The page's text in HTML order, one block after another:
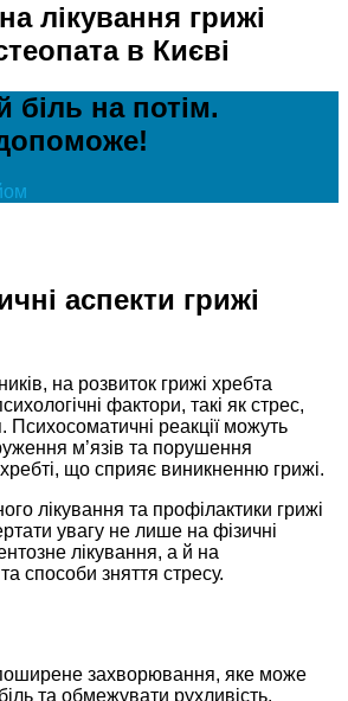
лікування грижі
в Києві
біль на потім.
аспекти грижі
на розвиток грижі хребта
фактори, такі як стрес,
Психосоматичні реакції можуть
м’язів та порушення
що сприяє виникненню грижі.
лікування та профілактики грижі
увагу не лише на фізичні
лікування, а й на
способи зняття стресу.
захворювання, яке може
та обмежувати рухливість.